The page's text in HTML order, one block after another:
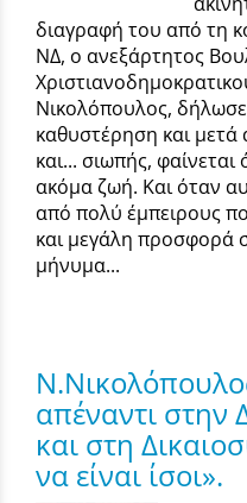
διαγραφή του από τη
ΝΔ, ο ανεξάρτητος
Νικολόπουλος,
καθυστέρηση και
και... σιωπής,
ακόμα ζωή. Και όταν
από πολύ έμπειρους
και μεγάλη προσφορά
μήνυμα...
απέναντι στην
και στη
να είναι ίσοι».